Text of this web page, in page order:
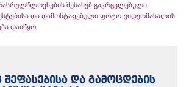
შესახებ გავრცელებული
და დამონტაჟებული ფოტო-ვიდეომასალის
დაიწყო